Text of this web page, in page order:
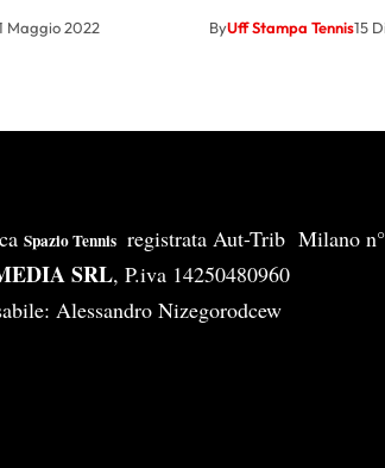
Maggio 2022 ByUff Stampa Tennis15
Spazio Tennis registrata Aut-Trib Milano
SRL, P.iva 14250480960
Alessandro Nizegorodcew